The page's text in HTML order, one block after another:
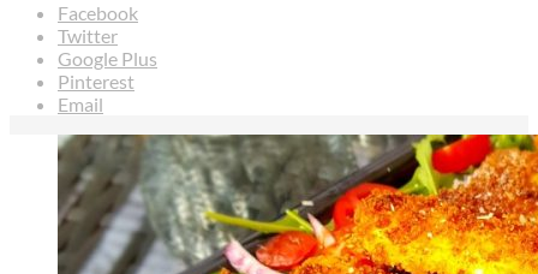
Facebook
Twitter
Google Plus
Pinterest
Email